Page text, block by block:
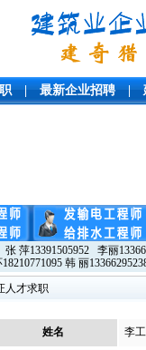
|最新企业招聘|
萍13391505952 李丽
韩 丽
人才求职
姓名 李工